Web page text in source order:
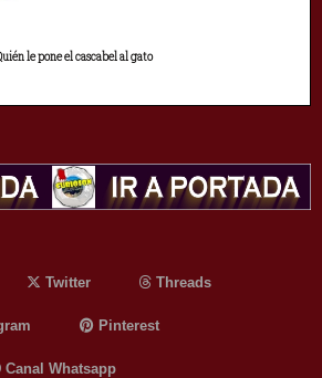
le pone el cascabel al gato
Twitter Threads
Pinterest
Canal Whatsapp